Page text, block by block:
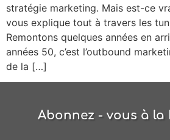
stratégie marketing. Mais est-ce
vous explique tout à travers les
Remontons quelques années en
années 50, c’est l’outbound
de la […]
Abonnez - vous à la